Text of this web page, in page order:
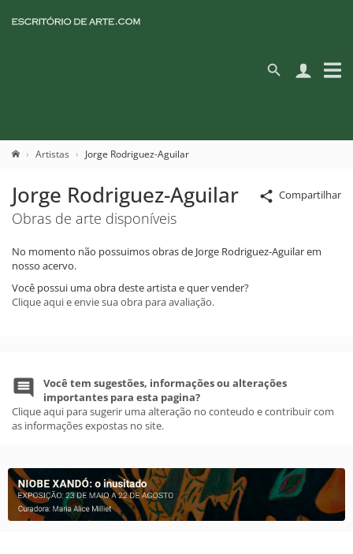
Artistas Jorge Rodriguez-Aguilar
Compartilhar
Jorge Rodriguez-Aguilar
Obras de arte disponíveis
No momento não possuimos obras de Jorge Rodriguez-Aguilar em
nosso acervo.
Você possui uma obra deste artista e quer vender?
Clique aqui e envie sua obra para avaliação.
Você tem sugestões, informações ou alterações
importantes para esta pagina?
Clique aqui para sugerir uma alteração no conteudo e contribuir com
as informações expostas no site.